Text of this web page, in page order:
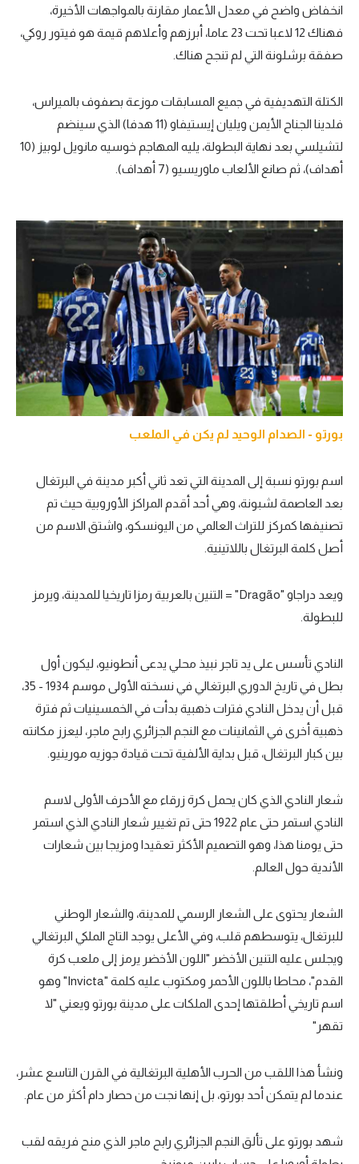
انخفاض واضح في معدل الأعمار مقارنة بالمواجهات الأخيرة،
فهناك 12 لاعبا تحت 23 عاما، أبرزهم وأعلاهم قيمة هو فيتور روكي،
صفقة برشلونة التي لم تنجح هناك.
الكتلة التهديفية في جميع المسابقات موزعة بصفوف بالميراس،
فلدينا الجناح الأيمن ويليان إيستيفاو (11 هدفا) الذي سينضم
لتشيلسي بعد نهاية البطولة، يليه المهاجم خوسيه مانويل لوبيز (10
أهداف)، ثم صانع الألعاب ماوريسيو (7 أهداف).
بورتو - الصدام الوحيد لم يكن في الملعب
اسم بورتو نسبة إلى المدينة التي تعد ثاني أكبر مدينة في البرتغال
بعد العاصمة لشبونة، وهي أحد أقدم المراكز الأوروبية حيث تم
تصنيفها كمركز للتراث العالمي من اليونسكو، واشتق الاسم من
أصل كلمة البرتغال باللاتينية.
ويعد دراجاو "Dragão" = التنين بالعربية رمزا تاريخيا للمدينة، ويرمز
للبطولة.
النادي تأسس على يد تاجر نبيذ محلي يدعى أنطونيو، ليكون أول
بطل في تاريخ الدوري البرتغالي في نسخته الأولى موسم 1934 - 35،
قبل أن يدخل النادي فترات ذهبية بدأت في الخمسينيات ثم فترة
ذهبية أخرى في الثمانينات مع النجم الجزائري رابح ماجر، ليعزز مكانته
بين كبار البرتغال، قبل بداية الألفية تحت قيادة جوزيه مورينيو.
شعار النادي الذي كان يحمل كرة زرقاء مع الأحرف الأولى لاسم
النادي استمر حتى عام 1922 حتى تم تغيير شعار النادي الذي استمر
حتى يومنا هذا، وهو التصميم الأكثر تعقيدا ومزيجا بين شعارات
الأندية حول العالم.
الشعار يحتوى على الشعار الرسمي للمدينة، والشعار الوطني
للبرتغال، يتوسطهم قلب، وفي الأعلى يوجد التاج الملكي البرتغالي
ويجلس عليه التنين الأخضر "اللون الأخضر يرمز إلى ملعب كرة
القدم"، محاطا باللون الأحمر ومكتوب عليه كلمة "Invicta" وهو
اسم تاريخي أطلقتها إحدى الملكات على مدينة بورتو ويعني "لا
تقهر"
ونشأ هذا اللقب من الحرب الأهلية البرتغالية في القرن التاسع عشر،
عندما لم يتمكن أحد بورتو، بل إنها نجت من حصار دام أكثر من عام.
شهد بورتو على تألق النجم الجزائري رابح ماجر الذي منح فريقه لقب